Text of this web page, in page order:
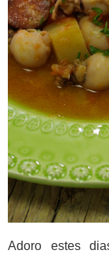
Adoro estes